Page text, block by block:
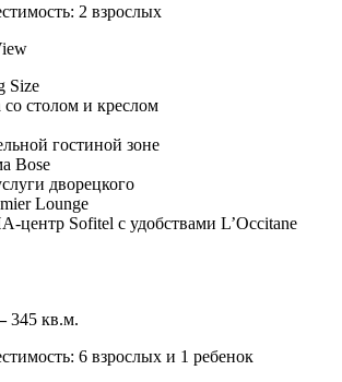
2 взрослых
Size
со столом и креслом
гостиной зоне
Bose
дворецкого
Lounge
центр Sofitel с удобствами L’Occitane
345 кв.м.
6 взрослых и 1 ребенок